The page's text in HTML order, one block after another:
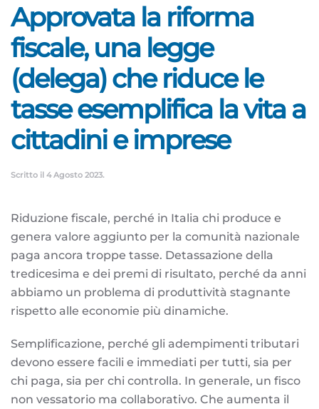
Approvata la riforma
fiscale, una legge
(delega) che riduce le
tasse esemplifica la vita a
cittadini e imprese
Scritto il 4 Agosto 2023.
Riduzione fiscale, perché in Italia chi produce e
genera valore aggiunto per la comunità nazionale
paga ancora troppe tasse. Detassazione della
tredicesima e dei premi di risultato, perché da anni
abbiamo un problema di produttività stagnante
rispetto alle economie più dinamiche.
Semplificazione, perché gli adempimenti tributari
devono essere facili e immediati per tutti, sia per
chi paga, sia per chi controlla. In generale, un fisco
non vessatorio ma collaborativo. Che aumenta il